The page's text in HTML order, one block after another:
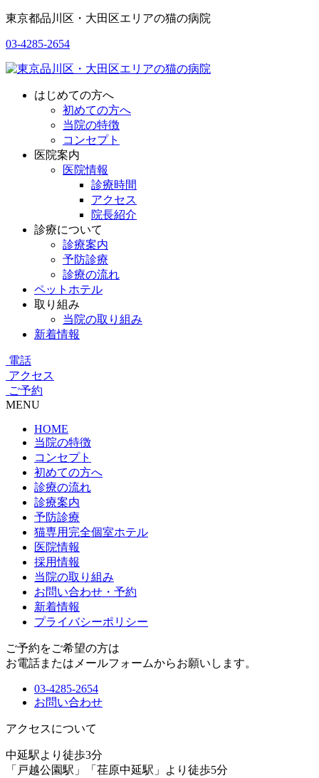
東京都品川区・大田区エリアの猫の病院
03-4285-2654
はじめての方へ
初めての方へ
当院の特徴
コンセプト
医院案内
医院情報
診療時間
アクセス
院長紹介
診療について
診療案内
予防診療
診療の流れ
ペットホテル
取り組み
当院の取り組み
新着情報
電話
アクセス
ご予約
MENU
HOME
当院の特徴
コンセプト
初めての方へ
診療の流れ
診療案内
予防診療
猫専用完全個室ホテル
医院情報
採用情報
当院の取り組み
お問い合わせ・予約
新着情報
プライバシーポリシー
ご予約をご希望の方は
お電話またはメールフォームからお願いします。
03-4285-2654
お問い合わせ
アクセスについて
中延駅より徒歩3分
「戸越公園駅」「荏原中延駅」より徒歩5分